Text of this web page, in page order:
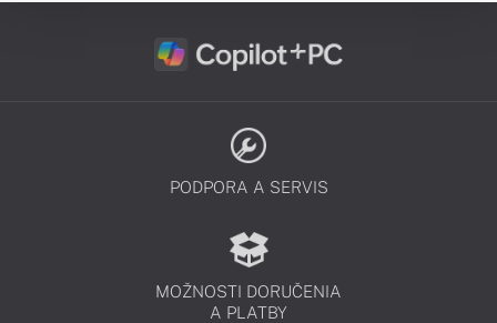
PODPORA A SERVIS
MOŽNOSTI DORUČENIA
A PLATBY